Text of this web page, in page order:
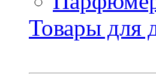
Товары для